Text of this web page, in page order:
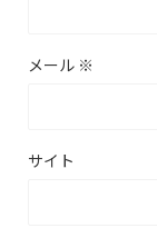
メール ※
サイト